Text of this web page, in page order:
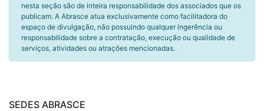
nesta seção são de inteira responsabilidade dos associados que os
publicam. A Abrasce atua exclusivamente como facilitadora do
espaço de divulgação, não possuindo qualquer ingerência ou
responsabilidade sobre a contratação, execução ou qualidade de
serviços, atividades ou atrações mencionadas.
SEDES ABRASCE